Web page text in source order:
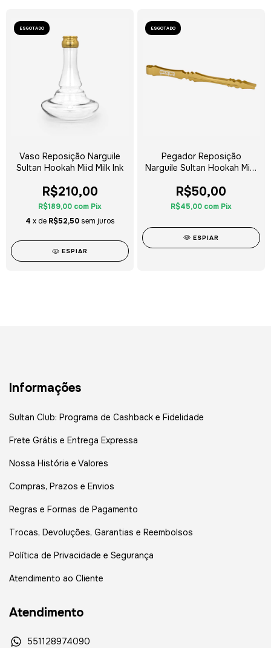
ESGOTADO
Vaso Reposição Narguile
Sultan Hookah Miid Milk Ink
R$210,00
R$189,00 com Pix
4 x de R$52,50 sem juros
ESPIAR
ESGOTADO
Pegador Reposição
Narguile Sultan Hookah Miid
R$50,00
R$45,00 com Pix
ESPIAR
Informações
Sultan Club: Programa de Cashback e Fidelidade
Frete Grátis e Entrega Expressa
Nossa História e Valores
Compras, Prazos e Envios
Regras e Formas de Pagamento
Trocas, Devoluções, Garantias e Reembolsos
Política de Privacidade e Segurança
Atendimento ao Cliente
Atendimento
551128974090